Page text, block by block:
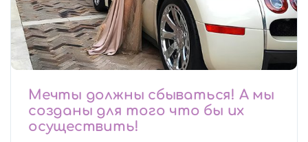
Мечты должны сбываться! А мы
созданы для того что бы их
осуществить!